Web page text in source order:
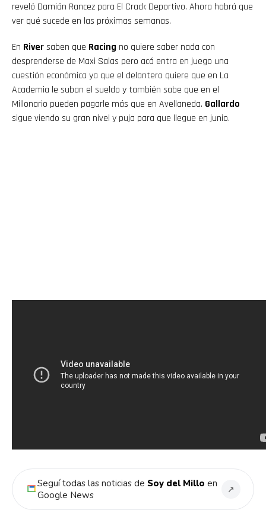
reveló Damián Rancez para El Crack Deportivo. Ahora habrá que
ver qué sucede en las próximas semanas.
En Riversaben que Racing no quiere saber nada con
desprenderse de Maxi Salas pero acá entra en juego una
cuestión económica ya que el delantero quiere que en La
Academia le suban el sueldo y también sabe que en el
Millonario pueden pagarle más que en Avellaneda. Gallardo
sigue viendo su gran nivel y puja para que llegue en junio.
Seguí todas las noticias de Soy del Millo en
Google News
↗